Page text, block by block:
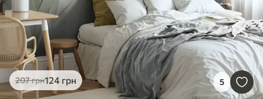
207грн124 грн 5